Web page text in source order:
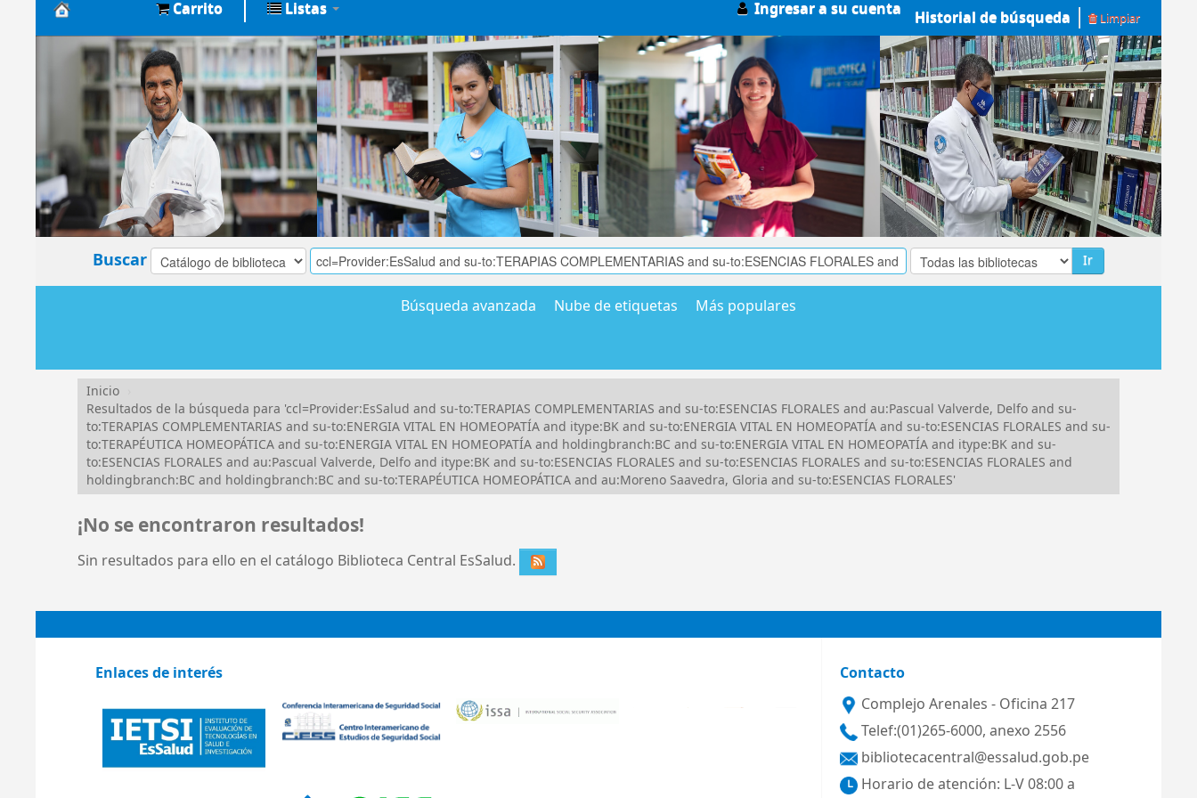
Biblioteca
Central
EsSalud
Carrito Listas Ingresar a su cuenta Historial de búsqueda Limpiar
Buscar Ir
Búsqueda avanzada Nube de etiquetas Más populares
Inicio
Resultados de la búsqueda para 'ccl=Provider:EsSalud and su-to:TERAPIAS COMPLEMENTARIAS and su-to:ESENCIAS FLORALES and au:Pascual Valverde, Delfo and su-
to:TERAPIAS COMPLEMENTARIAS and su-to:ENERGIA VITAL EN HOMEOPATÍA and itype:BK and su-to:ENERGIA VITAL EN HOMEOPATÍA and su-to:ESENCIAS FLORALES and su-
to:TERAPÉUTICA HOMEOPÁTICA and su-to:ENERGIA VITAL EN HOMEOPATÍA and holdingbranch:BC and su-to:ENERGIA VITAL EN HOMEOPATÍA and itype:BK and su-
to:ESENCIAS FLORALES and au:Pascual Valverde, Delfo and itype:BK and su-to:ESENCIAS FLORALES and su-to:ESENCIAS FLORALES and su-to:ESENCIAS FLORALES and
holdingbranch:BC and holdingbranch:BC and su-to:TERAPÉUTICA HOMEOPÁTICA and au:Moreno Saavedra, Gloria and su-to:ESENCIAS FLORALES'
¡No se encontraron resultados!
Sin resultados para ello en el catálogo Biblioteca Central EsSalud.
Enlaces de interés
Contacto
Complejo Arenales - Oficina 217
Telef:(01)265-6000, anexo 2556
bibliotecacentral@essalud.gob.pe
Horario de atención: L-V 08:00 a